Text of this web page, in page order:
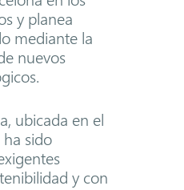
y planea
mediante la
nuevos
ubicada en el
sido
y con